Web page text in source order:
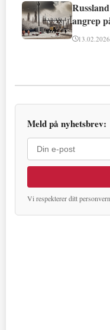
angrep
13.02.2026
Meld på nyhetsbrev:
Vi respekterer ditt